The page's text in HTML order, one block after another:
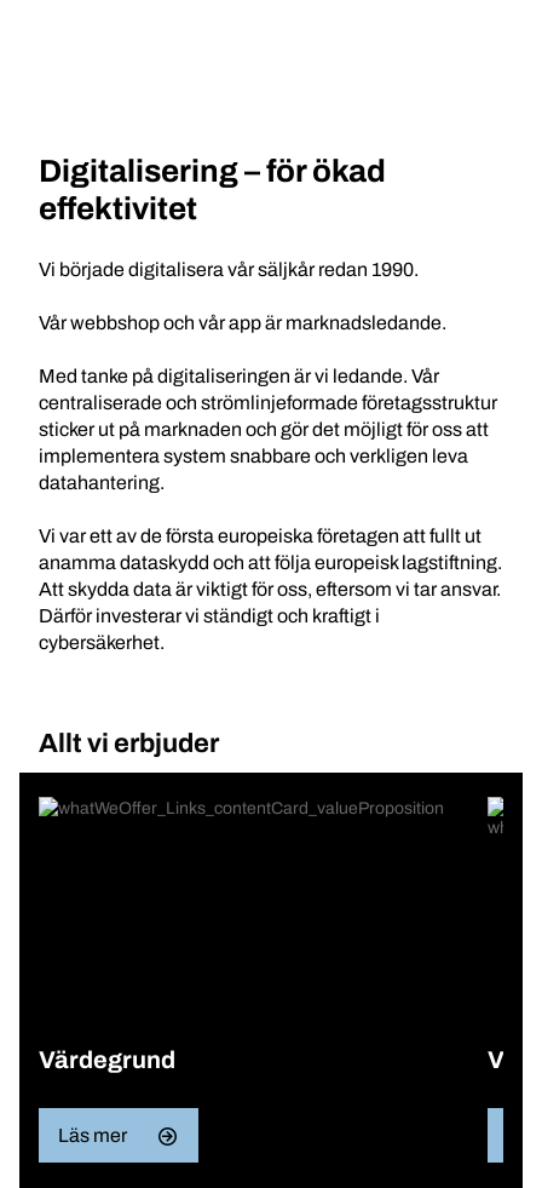
Digitalisering – för ökad
effektivitet
Vi började digitalisera vår säljkår redan 1990.
Vår webbshop och vår app är marknadsledande.
Med tanke på digitaliseringen är vi ledande. Vår
centraliserade och strömlinjeformade företagsstruktur
sticker ut på marknaden och gör det möjligt för oss att
implementera system snabbare och verkligen leva
datahantering.
Vi var ett av de första europeiska företagen att fullt ut
anamma dataskydd och att följa europeisk lagstiftning.
Att skydda data är viktigt för oss, eftersom vi tar ansvar.
Därför investerar vi ständigt och kraftigt i
cybersäkerhet.
Allt vi erbjuder
Värdegrund
Läs mer